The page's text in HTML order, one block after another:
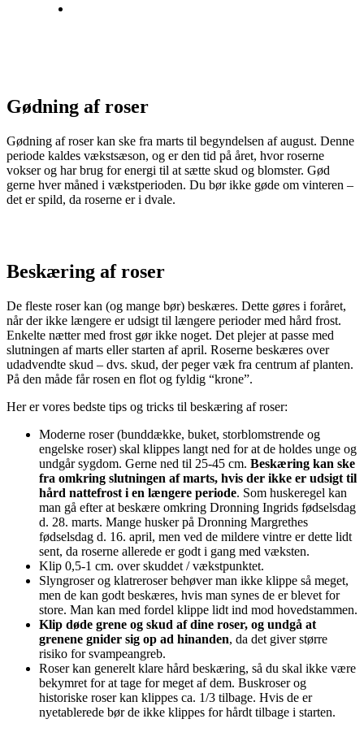
Gødning af roser
Gødning af roser kan ske fra marts til begyndelsen af august. Denne
periode kaldes vækstsæson, og er den tid på året, hvor roserne
vokser og har brug for energi til at sætte skud og blomster. Gød
gerne hver måned i vækstperioden. Du bør ikke gøde om vinteren –
det er spild, da roserne er i dvale.
Beskæring af roser
De fleste roser kan (og mange bør) beskæres. Dette gøres i foråret,
når der ikke længere er udsigt til længere perioder med hård frost.
Enkelte nætter med frost gør ikke noget. Det plejer at passe med
slutningen af marts eller starten af april. Roserne beskæres over
udadvendte skud – dvs. skud, der peger væk fra centrum af planten.
På den måde får rosen en flot og fyldig “krone”.
Her er vores bedste tips og tricks til beskæring af roser:
Moderne roser (bunddække, buket, storblomstrende og
engelske roser) skal klippes langt ned for at de holdes unge og
undgår sygdom. Gerne ned til 25-45 cm. Beskæring kan ske
fra omkring slutningen af marts, hvis der ikke er udsigt til
hård nattefrost i en længere periode. Som huskeregel kan
man gå efter at beskære omkring Dronning Ingrids fødselsdag
d. 28. marts. Mange husker på Dronning Margrethes
fødselsdag d. 16. april, men ved de mildere vintre er dette lidt
sent, da roserne allerede er godt i gang med væksten.
Klip 0,5-1 cm. over skuddet / vækstpunktet.
Slyngroser og klatreroser behøver man ikke klippe så meget,
men de kan godt beskæres, hvis man synes de er blevet for
store. Man kan med fordel klippe lidt ind mod hovedstammen.
Klip døde grene og skud af dine roser, og undgå at
grenene gnider sig op ad hinanden, da det giver større
risiko for svampeangreb.
Roser kan generelt klare hård beskæring, så du skal ikke være
bekymret for at tage for meget af dem. Buskroser og
historiske roser kan klippes ca. 1/3 tilbage. Hvis de er
nyetablerede bør de ikke klippes for hårdt tilbage i starten.